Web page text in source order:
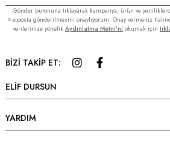
Gönder butonuna tıklayarak kampanya, ürün ve
e-posta gönderilmesini onaylıyorum. Onay vermeniz
verilerinize yönelik Aydınlatma Metni’ni okumak için
BİZİ TAKİP ET:
ELİF DURSUN
YARDIM